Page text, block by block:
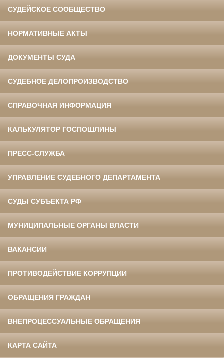
СУДЕЙСКОЕ СООБЩЕСТВО
НОРМАТИВНЫЕ АКТЫ
ДОКУМЕНТЫ СУДА
СУДЕБНОЕ ДЕЛОПРОИЗВОДСТВО
СПРАВОЧНАЯ ИНФОРМАЦИЯ
КАЛЬКУЛЯТОР ГОСПОШЛИНЫ
ПРЕСС-СЛУЖБА
УПРАВЛЕНИЕ СУДЕБНОГО ДЕПАРТАМЕНТА
СУДЫ СУБЪЕКТА РФ
МУНИЦИПАЛЬНЫЕ ОРГАНЫ ВЛАСТИ
ВАКАНСИИ
ПРОТИВОДЕЙСТВИЕ КОРРУПЦИИ
ОБРАЩЕНИЯ ГРАЖДАН
ВНЕПРОЦЕССУАЛЬНЫЕ ОБРАЩЕНИЯ
КАРТА САЙТА